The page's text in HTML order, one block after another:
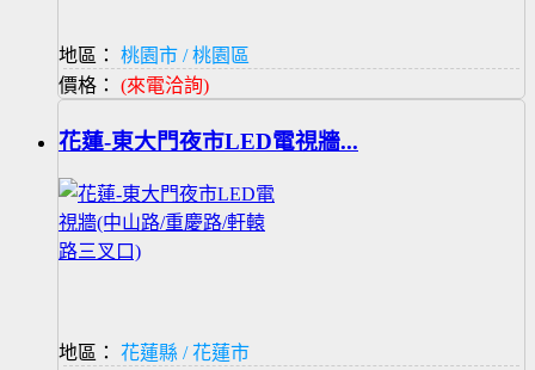
地區：
桃園市 / 桃園區
價格： (來電洽詢)
花蓮-東大門夜市LED電視牆...
地區：
花蓮縣 / 花蓮市